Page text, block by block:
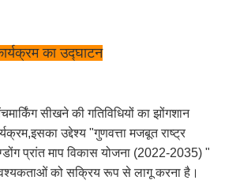
का उद्घाटन
सीखने की गतिविधियों का झोंगशान
उद्देश्य "गुणवत्ता मजबूत राष्ट्र
प्रांत माप विकास योजना (2022-2035) "
को सक्रिय रूप से लागू करना है।